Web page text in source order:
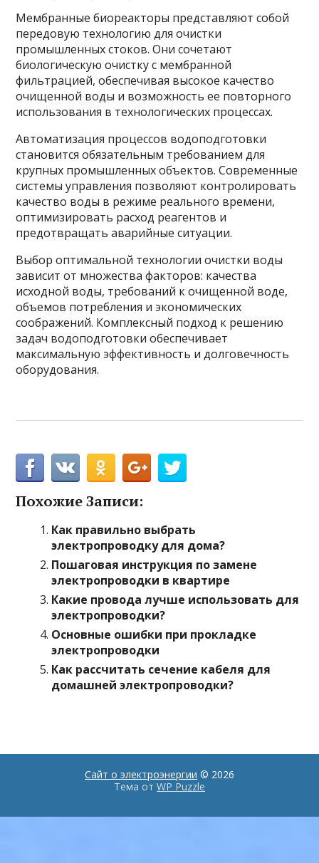
Мембранные биореакторы представляют собой
передовую технологию для очистки
промышленных стоков. Они сочетают
биологическую очистку с мембранной
фильтрацией, обеспечивая высокое качество
очищенной воды и возможность ее повторного
использования в технологических процессах.
Автоматизация процессов водоподготовки
становится обязательным требованием для
крупных промышленных объектов. Современные
системы управления позволяют контролировать
качество воды в режиме реального времени,
оптимизировать расход реагентов и
предотвращать аварийные ситуации.
Выбор оптимальной технологии очистки воды
зависит от множества факторов: качества
исходной воды, требований к очищенной воде,
объемов потребления и экономических
соображений. Комплексный подход к решению
задач водоподготовки обеспечивает
максимальную эффективность и долговечность
оборудования.
Похожие Записи:
Как правильно выбрать
электропроводку для дома?
Пошаговая инструкция по замене
электропроводки в квартире
Какие провода лучше использовать для
электропроводки?
Основные ошибки при прокладке
электропроводки
Как рассчитать сечение кабеля для
домашней электропроводки?
Сайт о электроэнергии © 2026
Тема от WP Puzzle